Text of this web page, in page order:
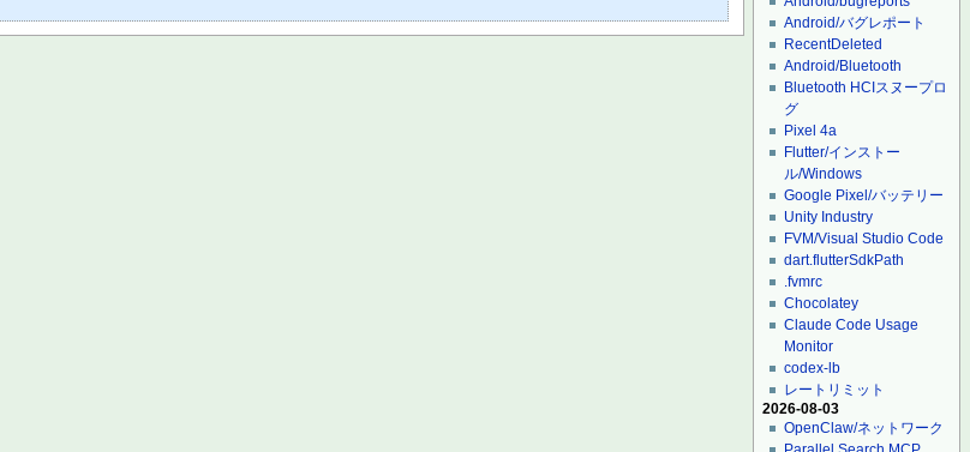
Android/バグレポート
RecentDeleted
Android/Bluetooth
Bluetooth HCIスヌープロ
グ
Pixel 4a
Flutter/インストー
ル/Windows
Google Pixel/バッテリー
Unity Industry
FVM/Visual Studio Code
dart.flutterSdkPath
.fvmrc
Chocolatey
Claude Code Usage
Monitor
codex-lb
レートリミット
2026-08-03
OpenClaw/ネットワーク